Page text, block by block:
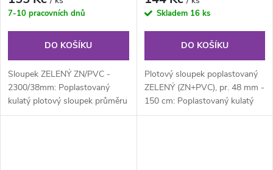
7-10 pracovních dnů
DO KOŠÍKU
Sloupek ZELENÝ ZN/PVC -
2300/38mm: Poplastovaný
kulatý plotový sloupek průměru
38 mm, výška 230 cm.
Skladem 16 ks
DO KOŠÍKU
Plotový sloupek poplastovaný
ZELENÝ (ZN+PVC), pr. 48 mm -
150 cm: Poplastovaný kulatý
plotový sloupek průměru 48